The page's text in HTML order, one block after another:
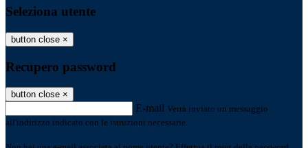
Seleziona utente
button close ×
Recupero password
button close ×
E-mail Verrà inviato un messaggio
all'indirizzo indicato con le istruzioni necessarie.